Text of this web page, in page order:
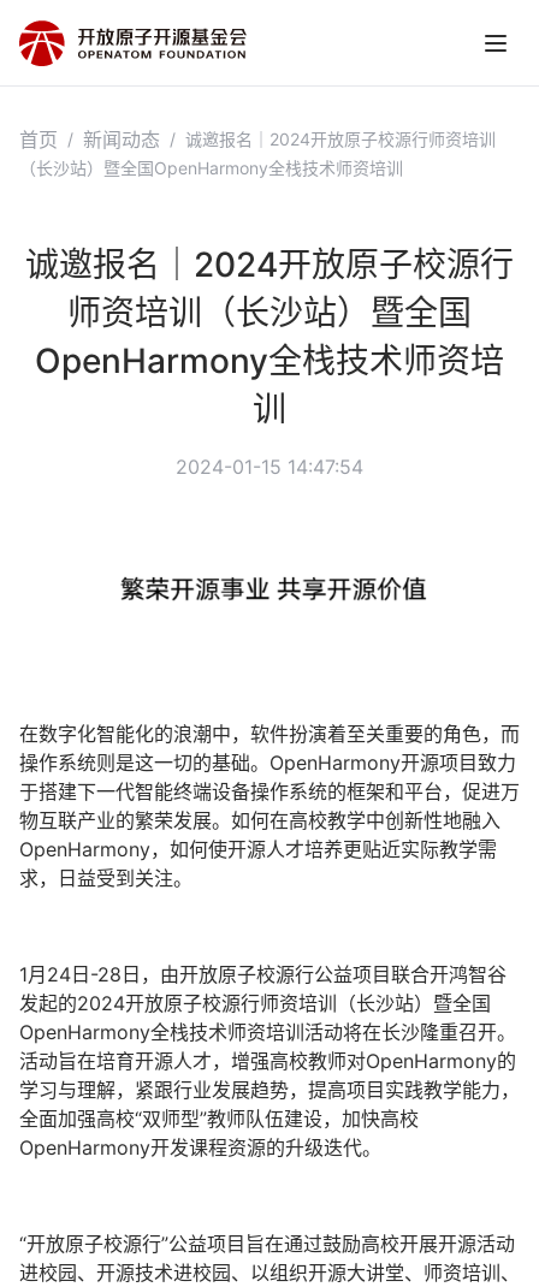
首页 / 新闻动态 / 诚邀报名｜2024开放原子校源行师资培训
（长沙站）暨全国OpenHarmony全栈技术师资培训
诚邀报名｜2024开放原子校源行
师资培训（长沙站）暨全国
OpenHarmony全栈技术师资培
训
2024-01-15 14:47:54
在数字化智能化的浪潮中，软件扮演着至关重要的角色，而
操作系统则是这一切的基础。OpenHarmony开源项目致力
于搭建下一代智能终端设备操作系统的框架和平台，促进万
物互联产业的繁荣发展。如何在高校教学中创新性地融入
OpenHarmony，如何使开源人才培养更贴近实际教学需
求，日益受到关注。
1月24日-28日，由开放原子校源行公益项目联合开鸿智谷
发起的2024开放原子校源行师资培训（长沙站）暨全国
OpenHarmony全栈技术师资培训活动将在长沙隆重召开。
活动旨在培育开源人才，增强高校教师对OpenHarmony的
学习与理解，紧跟行业发展趋势，提高项目实践教学能力，
全面加强高校“双师型”教师队伍建设，加快高校
OpenHarmony开发课程资源的升级迭代。
“开放原子校源行”公益项目旨在通过鼓励高校开展开源活动
进校园、开源技术进校园、以组织开源大讲堂、师资培训、